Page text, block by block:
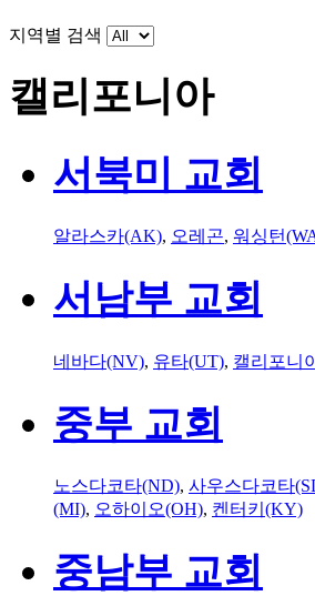
지역별 검색
캘리포니아
서북미 교회
알라스카(AK), 오레곤, 워싱턴
서남부 교회
네바다(NV), 유타(UT), 캘리포니
중부 교회
노스다코타(ND), 사우스다코타
(MI), 오하이오(OH), 켄터키(KY)
중남부 교회